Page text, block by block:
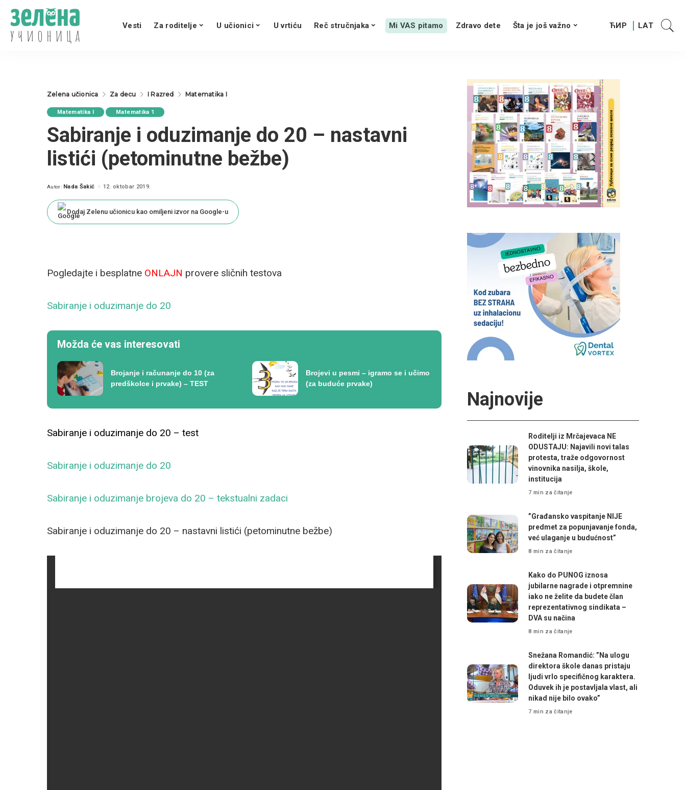
Vesti Za roditelje U učionici U vrtiću Reč stručnjaka Mi VAS pitamo Zdravo dete Šta je još važno
Zelena učionica Za decu I Razred Matematika I
Matematika I Matematika 1
Sabiranje i oduzimanje do 20 – nastavni
listići (petominutne bežbe)
Posted
Autor: Nada Šakić 12. oktobar 2019.
Dodaj Zelenu učionicu kao omiljeni izvor na Google-u
Pogledajte i besplatne ONLAJN provere sličnih testova
Sabiranje i oduzimanje do 20
Možda će vas interesovati
Brojanje i računanje do 10 (za
predškolce i prvake) – TEST
Brojevi u pesmi – igramo se i učimo
(za buduće prvake)
Sabiranje i oduzimanje do 20 – test
Sabiranje i oduzimanje do 20
Sabiranje i oduzimanje brojeva do 20 – tekstualni zadaci
Sabiranje i oduzimanje do 20 – nastavni listići (petominutne bežbe)
Najnovije
Roditelji iz Mrčajevaca NE
ODUSTAJU: Najavili novi talas
protesta, traže odgovornost
vinovnika nasilja, škole,
institucija
7 min za čitanje
”Građansko vaspitanje NIJE
predmet za popunjavanje fonda,
već ulaganje u budućnost”
8 min za čitanje
Kako do PUNOG iznosa
jubilarne nagrade i otpremnine
iako ne želite da budete član
reprezentativnog sindikata –
DVA su načina
8 min za čitanje
Snežana Romandić: ”Na ulogu
direktora škole danas pristaju
ljudi vrlo specifičnog karaktera.
Oduvek ih je postavljala vlast, ali
nikad nije bilo ovako”
7 min za čitanje